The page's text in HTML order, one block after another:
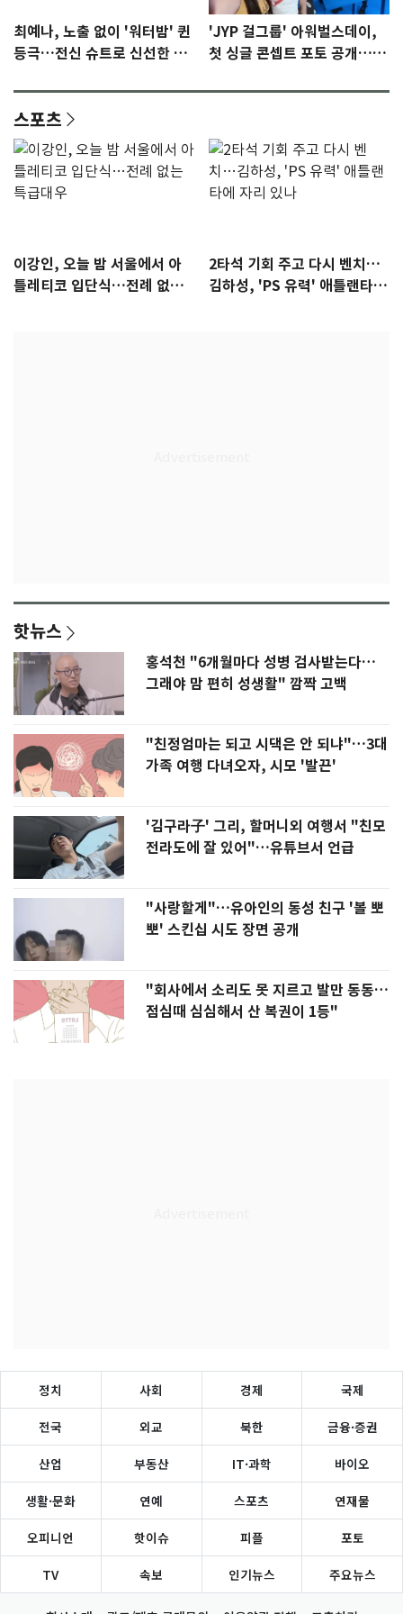
최예나, 노출 없이 '워터밤' 퀸
등극…전신 슈트로 신선한 충
'JYP 걸그룹' 아워벌스데이,
첫 싱글 콘셉트 포토 공개…청
스포츠
이강인, 오늘 밤 서울에서 아
틀레티코 입단식…전례 없는
2타석 기회 주고 다시 벤치…
김하성, 'PS 유력' 애틀랜타에
핫뉴스
홍석천 "6개월마다 성병 검사받는다…
그래야 맘 편히 성생활" 깜짝 고백
"친정엄마는 되고 시댁은 안 되냐"…3대
가족 여행 다녀오자, 시모 '발끈'
'김구라子' 그리, 할머니외 여행서 "친모
전라도에 잘 있어"…유튜브서 언급
"사랑할게"…유아인의 동성 친구 '볼 뽀
뽀' 스킨십 시도 장면 공개
"회사에서 소리도 못 지르고 발만 동동…
점심때 심심해서 산 복권이 1등"
정치 사회 경제 국제
전국 외교 북한 금융·증권
산업 부동산 IT·과학 바이오
생활·문화 연예 스포츠 연재물
오피니언 핫이슈 피플 포토
TV 속보 인기뉴스 주요뉴스